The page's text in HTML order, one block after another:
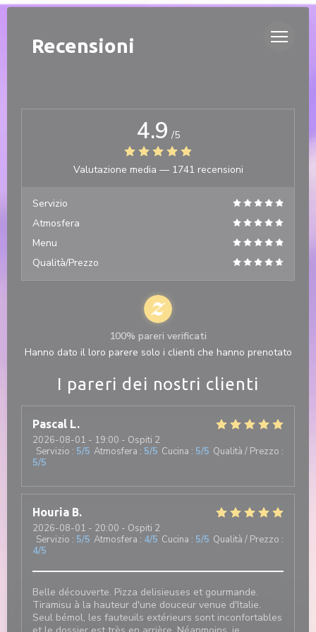
Personalizzazione delle tue scelte sui cookie
DUETTO
Recensioni
I pareri dei nostri clienti
Pascal L
2026-08-01 - 19:00 - Ospiti 2
Servizio : 5/5 Atmosfera : 5/5 Cucina : 5/5 Qualità / Prezzo :
5/5
Houria B
2026-08-01 - 20:00 - Ospiti 2
Servizio : 5/5 Atmosfera : 4/5 Cucina : 5/5 Qualità / Prezzo :
4/5
Belle découverte. Pizza delisieuses et gourmande.
Tiramisu à la hauteur d'une douceur venue d'Italie.
Seul bémol, les fauteuils extérieurs sont inconfortables
4.9 /5
Valutazione media — 1741 recensioni
Servizio
Atmosfera
Menu
Qualità/Prezzo
100% pareri verificati
Hanno dato il loro parere solo i clienti che hanno prenotato